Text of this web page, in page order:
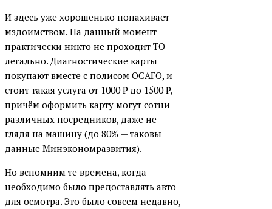
И здесь уже хорошенько попахивает
мздоимством. На данный момент
практически никто не проходит ТО
легально. Диагностические карты
покупают вместе с полисом ОСАГО, и
стоит такая услуга от 1000₽ до 1500₽,
причём оформить карту могут сотни
различных посредников, даже не
глядя на машину (до 80% — таковы
данные Минэкономразвития).
Но вспомним те времена, когда
необходимо было предоставлять авто
для осмотра. Это было совсем недавно,